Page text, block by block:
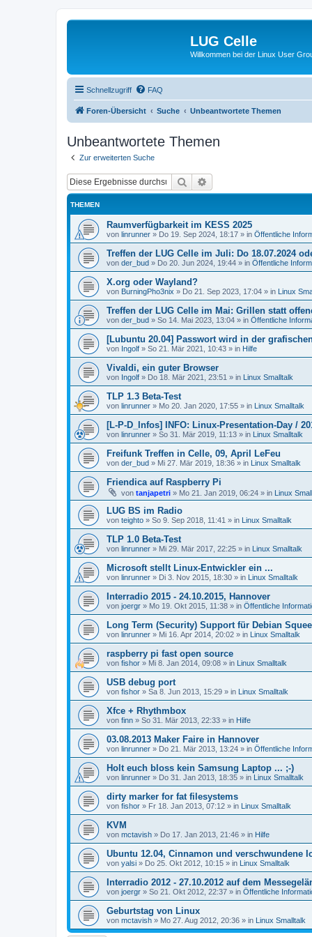
LUG Celle
Willkommen bei der Linux User
Schnellzugriff FAQ
Foren-Übersicht Suche Unbeantwortete Themen
Unbeantwortete Themen
Zur erweiterten Suche
Suche
THEMEN
Raumverfügbarkeit im KESS 2025
von linrunner » Do 19. Sep 2024, 18:17 » in Öffentliche
Treffen der LUG Celle im Juli: Do 18.07.2024
von der_bud » Do 20. Jun 2024, 19:44 » in Öffentliche
X.org oder Wayland?
von BurningPho3nix » Do 21. Sep 2023, 17:04 » in Linux
Treffen der LUG Celle im Mai: Grillen statt
von der_bud » So 14. Mai 2023, 13:04 » in Öffentliche
[Lubuntu 20.04] Passwort wird in der
von Ingolf » So 21. Mär 2021, 10:43 » in Hilfe
Vivaldi, ein guter Browser
von Ingolf » Do 18. Mär 2021, 23:51 » in Linux Smalltalk
TLP 1.3 Beta-Test
von linrunner » Mo 20. Jan 2020, 17:55 » in Linux Smalltalk
[L-P-D_Infos] INFO: Linux-Presentation-Day /
von linrunner » So 31. Mär 2019, 11:13 » in Linux Smalltalk
Freifunk Treffen in Celle, 09, April LeFeu
von der_bud » Mi 27. Mär 2019, 18:36 » in Linux Smalltalk
Friendica auf Raspberry Pi
von tanjapetri » Mo 21. Jan 2019, 06:24 » in Linux
LUG BS im Radio
von teighto » So 9. Sep 2018, 11:41 » in Linux Smalltalk
TLP 1.0 Beta-Test
von linrunner » Mi 29. Mär 2017, 22:25 » in Linux Smalltalk
Microsoft stellt Linux-Entwickler ein ...
von linrunner » Di 3. Nov 2015, 18:30 » in Linux Smalltalk
Interradio 2015 - 24.10.2015, Hannover
von joergr » Mo 19. Okt 2015, 11:38 » in Öffentliche
Long Term (Security) Support für Debian
von linrunner » Mi 16. Apr 2014, 20:02 » in Linux Smalltalk
raspberry pi fast open source
von fishor » Mi 8. Jan 2014, 09:08 » in Linux Smalltalk
USB debug port
von fishor » Sa 8. Jun 2013, 15:29 » in Linux Smalltalk
Xfce + Rhythmbox
von finn » So 31. Mär 2013, 22:33 » in Hilfe
03.08.2013 Maker Faire in Hannover
von linrunner » Do 21. Mär 2013, 13:24 » in Öffentliche
Holt euch bloss kein Samsung Laptop ... ;-)
von linrunner » Do 31. Jan 2013, 18:35 » in Linux Smalltalk
dirty marker for fat filesystems
von fishor » Fr 18. Jan 2013, 07:12 » in Linux Smalltalk
KVM
von mctavish » Do 17. Jan 2013, 21:46 » in Hilfe
Ubuntu 12.04, Cinnamon und verschwundene
von yalsi » Do 25. Okt 2012, 10:15 » in Linux Smalltalk
Interradio 2012 - 27.10.2012 auf dem
von joergr » So 21. Okt 2012, 22:37 » in Öffentliche
Geburtstag von Linux
von mctavish » Mo 27. Aug 2012, 20:36 » in Linux Smalltalk